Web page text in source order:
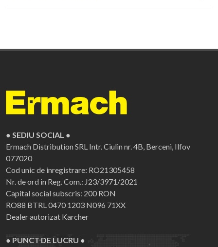
● SEDIU SOCIAL ●
Ermach Distribution SRL Intr. Ciulin nr. 4B, Berceni, Ilfov
077020
Cod unic de inregistrare: RO21305458
Nr. de ord in Reg. Com.: J23/3971/2021
Capital social subscris: 200 RON
RO88 BTRL 0470 1203 N096 71XX
Dealer autorizat Karcher
● PUNCT DE LUCRU ●